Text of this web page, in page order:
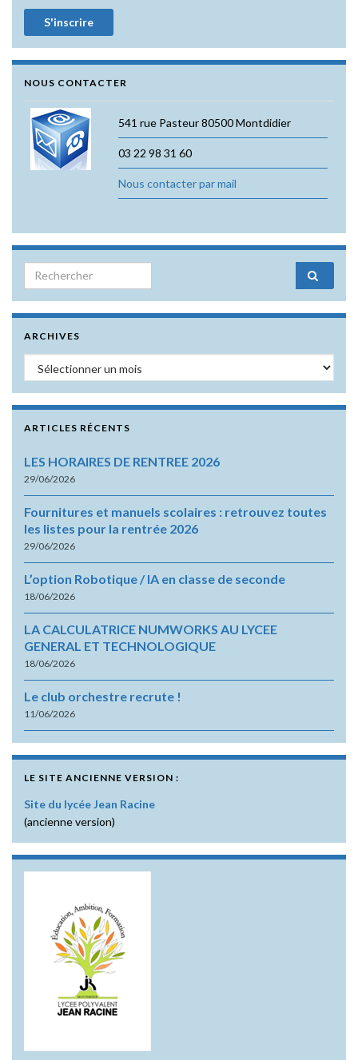
NOUS CONTACTER
541 rue Pasteur 80500 Montdidier
03 22 98 31 60
Nous contacter par mail
Search for:
ARCHIVES
Archives
ARTICLES RÉCENTS
LES HORAIRES DE RENTREE 2026
29/06/2026
Fournitures et manuels scolaires : retrouvez toutes
les listes pour la rentrée 2026
29/06/2026
L’option Robotique / IA en classe de seconde
18/06/2026
LA CALCULATRICE NUMWORKS AU LYCEE
GENERAL ET TECHNOLOGIQUE
18/06/2026
Le club orchestre recrute !
11/06/2026
LE SITE ANCIENNE VERSION :
Site du lycée Jean Racine
(ancienne version)